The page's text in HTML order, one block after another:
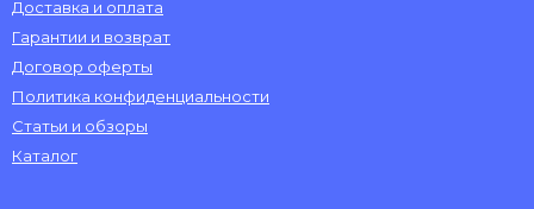
Доставка и оплата
Гарантии и возврат
Договор оферты
Политика конфиденциальности
Статьи и обзоры
Каталог